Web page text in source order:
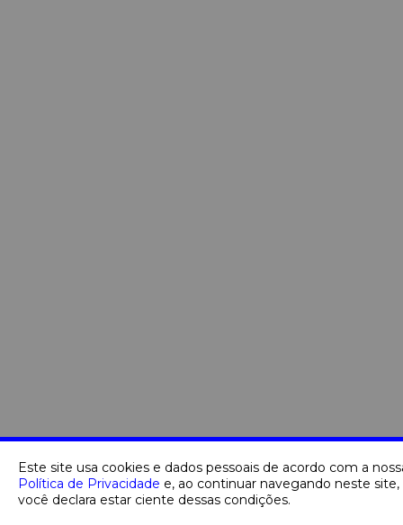
Este site usa cookies e dados pessoais de acordo com a
Política de Privacidade e, ao continuar navegando neste site,
você declara estar ciente dessas condições.